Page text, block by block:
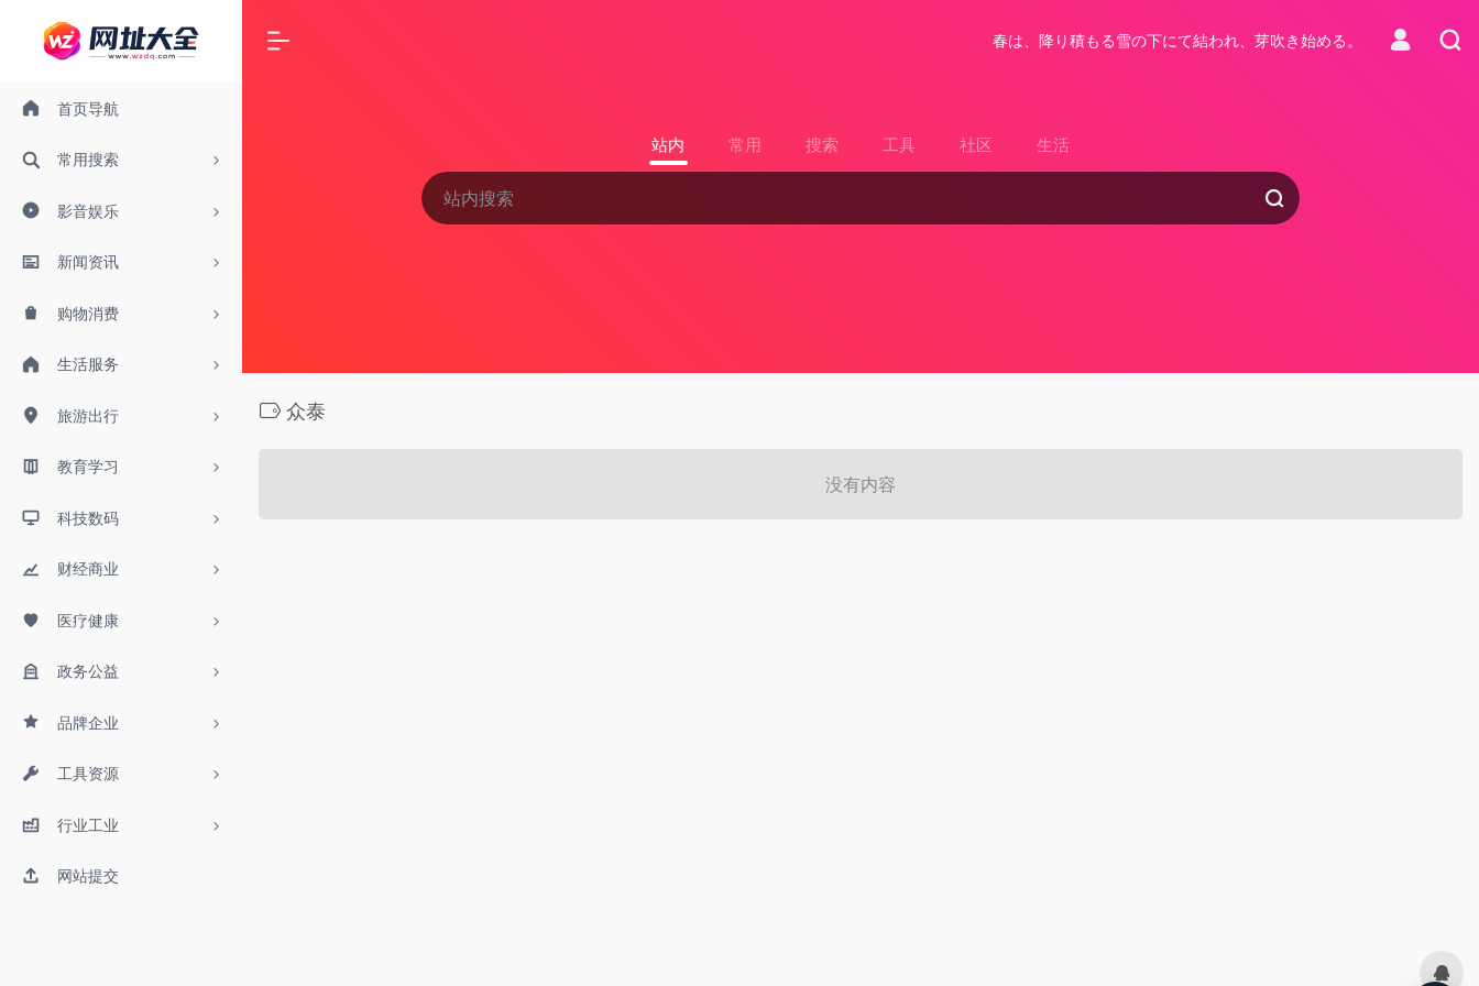
首页导航
常用搜索
影音娱乐
新闻资讯
购物消费
生活服务
旅游出行
教育学习
科技数码
财经商业
医疗健康
政务公益
品牌企业
工具资源
行业工业
网站提交
春は、降り積もる雪の下にて結われ、芽吹き始める。
站内 常用 搜索 工具 社区 生活
众泰
没有内容